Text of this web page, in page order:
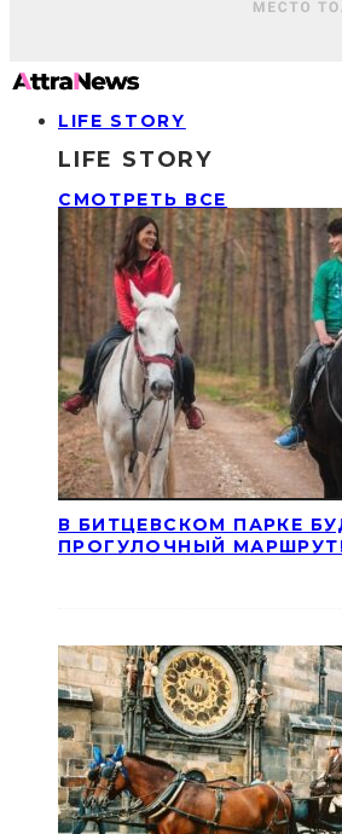
LIFE STORY
LIFE STORY
СМОТРЕТЬ ВСЕ
В БИТЦЕВСКОМ ПАРКЕ
ПРОГУЛОЧНЫЙ